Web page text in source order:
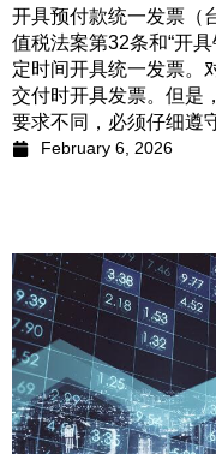
开具预付款统一发票（
值税法案第32条和“开
定时间开具统一发票。
交付时开具发票。但是
要求不同，必须仔细遵
February 6, 2026